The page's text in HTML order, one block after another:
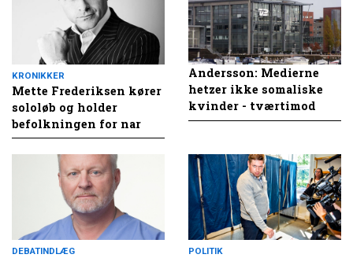
KRONIKKER
Mette Frederiksen kører
sololøb og holder
befolkningen for nar
Andersson: Medierne
hetzer ikke somaliske
kvinder - tværtimod
DEBATINDLÆG POLITIK